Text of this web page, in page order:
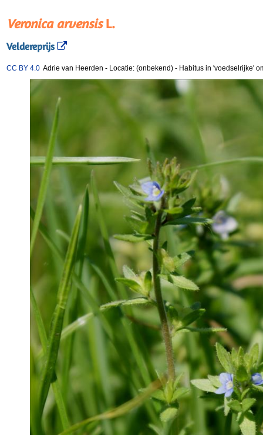
Veronica arvensisL.
Veldereprijs
CC BY 4.0 Adrie van Heerden - Locatie: (onbekend) - Habitus in 'voedselrijke'